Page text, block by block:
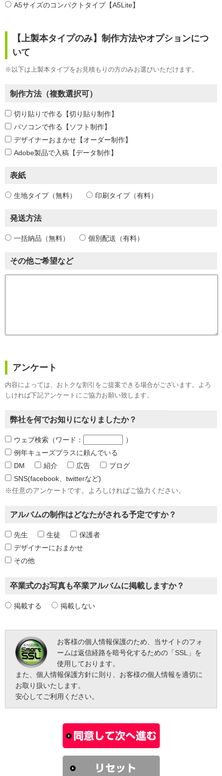
A5サイズのコンパクトタイプ【A5Lite】
【上製本タイプのみ】制作方法やオプションにつ
いて
※以下は上製本タイプをお見積もりの方のみお選びいただけます。
制作方法（複数選択可）
切り貼りで作る【切り貼り制作】
パソコンで作る【ソフト制作】
デザイナーおまかせ【オーダー制作】
Adobe製品で入稿【データ制作】
表紙
生地タイプ（無料） 印刷タイプ（有料）
発送方法
一括納品（無料） 個別配送（有料）
その他ご希望など
アンケート
内容によっては、おトクな割引をご提案できる場合がございます。よろ
しければ下記アンケートにご協力お願い致します。
弊社を何でお知りになりましたか？
ウェブ検索（ワード：
）
例年キューズプラスに頼んでいる
DM
紹介 広告
ブログ
SNS(facebook、twitterなど)
※任意のアンケートです。よろしければご協力ください。
アルバムの制作はどなたがされる予定ですか？
先生 生徒
保護者
デザイナーにおまかせ
その他
卒業式のお写真も卒業アルバムに掲載しますか？
掲載する 掲載しない
お客様の個人情報保護のため、当サイトのフォ
ームは返信経路を暗号化するための「SSL」を
使用しております。
また、個人情報保護方針に則り、お客様の個人情報を適切に
お取り扱いたします。
安心してご利用ください。